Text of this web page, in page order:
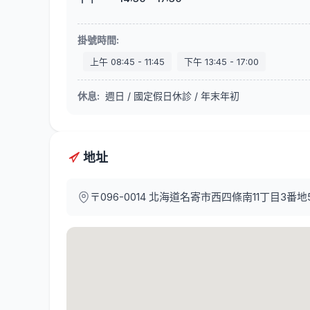
掛號時間:
上午 08:45 - 11:45 下午 13:45 - 17:00
休息: 週日 / 國定假日休診 / 年末年初
地址
〒096-0014 北海道名寄市西四條南11丁目3番地